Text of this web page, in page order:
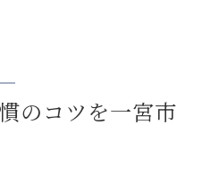
のコツを一宮市